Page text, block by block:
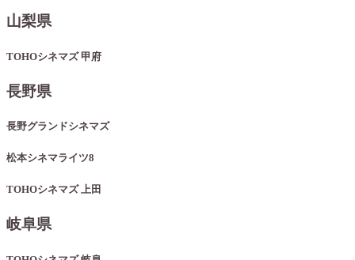
山梨県
TOHOシネマズ 甲府
長野県
長野グランドシネマズ
松本シネマライツ8
TOHOシネマズ 上田
岐阜県